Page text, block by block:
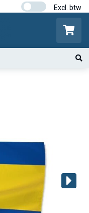
Gratis